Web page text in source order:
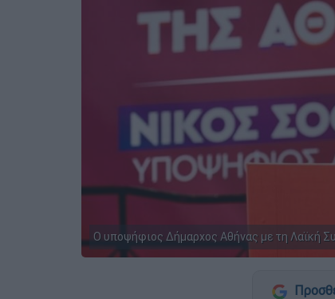
Ο υποψήφιος Δήμαρχος Αθήνας με τη Λαϊκή